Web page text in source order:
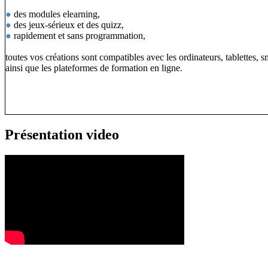
● des modules elearning,
● des jeux-sérieux et des quizz,
● rapidement et sans programmation,
toutes vos créations sont compatibles avec les ordinateurs, tablettes,
ainsi que les plateformes de formation en ligne.
Présentation video